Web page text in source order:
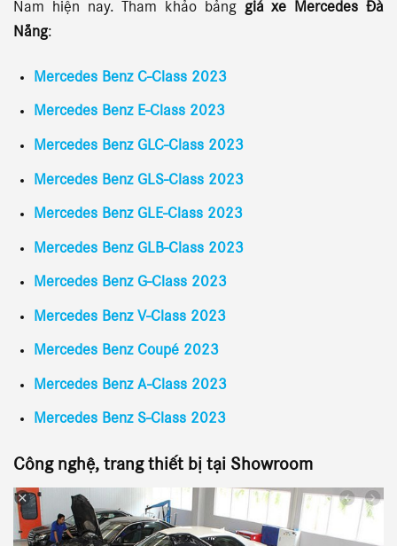
Nam hiện nay. Tham khảo bảng giá xe Mercedes Đà
Nẵng:
Mercedes Benz C-Class 2023
Mercedes Benz E-Class 2023
Mercedes Benz GLC-Class 2023
Mercedes Benz GLS-Class 2023
Mercedes Benz GLE-Class 2023
Mercedes Benz GLB-Class 2023
Mercedes Benz G-Class 2023
Mercedes Benz V-Class 2023
Mercedes Benz Coupé 2023
Mercedes Benz A-Class 2023
Mercedes Benz S-Class 2023
Công nghệ, trang thiết bị tại Showroom